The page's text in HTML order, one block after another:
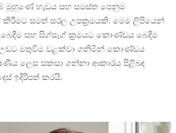
මුහුණේ හැඩය සහ සමස්ත පෙනුම
සමත් සරල උපක්‍රමයකි. මෙම ලිපියෙන්
බෙදීම සහ සිග්සැග් ක්‍රමයට කොණ්ඩය බෙදීම
මතුවීම වළක්වා ගනිමින් කොණ්ඩය
ලෙස සකසා ගන්නා ආකාරය පිළිබඳ
ඉදිරිපත් කරයි.